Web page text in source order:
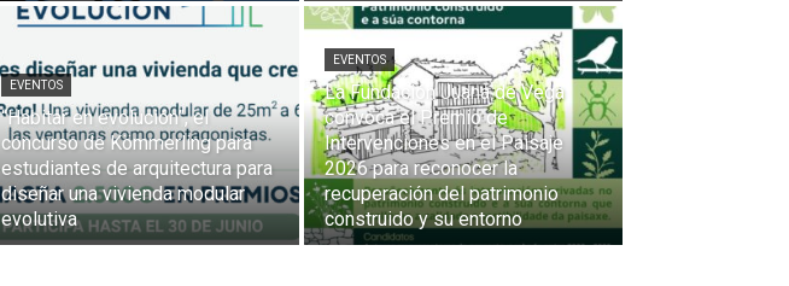
EVENTOS
“Habitar en evolución”, el
concurso de Kömmerling para
estudiantes de arquitectura para
diseñar una vivienda modular
evolutiva
EVENTOS
La Fundación Juana de Vega
convoca el Premio de
Intervenciones en el Paisaje
2026 para reconocer la
recuperación del patrimonio
construido y su entorno